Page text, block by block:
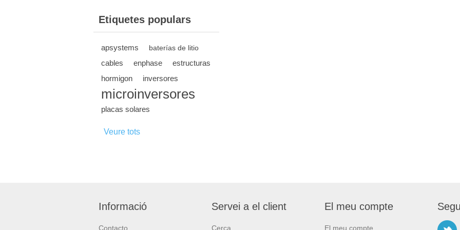
Etiquetes populars
apsystems baterías de litio
cables enphase
estructuras
hormigon
inversores
microinversores
placas solares
Veure tots
Informació
Contacto
Servei a el client
Cerca
El meu compte
El meu compte